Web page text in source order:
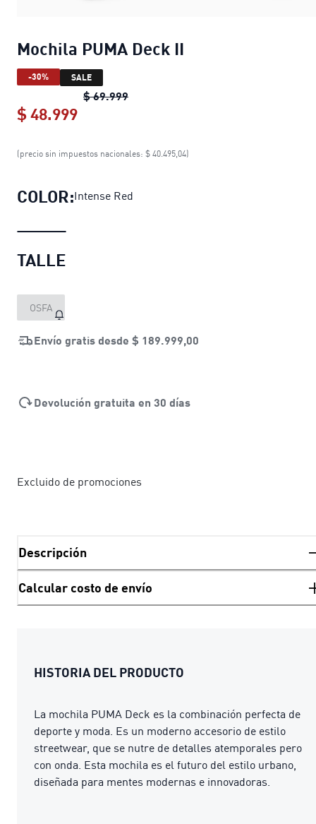
Mochila PUMA Deck II
-30% SALE
$ 69.999Mochila PUMA Deck II
$ 48.999
Mochila PUMA Deck II
(precio sin impuestos nacionales: $ 40.495,04)
COLOR:Intense Red
TALLE
OSFA
Envío gratis desde $ 189.999,00
Devolución gratuita en 30 días
Excluido de promociones
Descripción
Calcular costo de envío
HISTORIA DEL PRODUCTO
La mochila PUMA Deck es la combinación perfecta de
deporte y moda. Es un moderno accesorio de estilo
streetwear, que se nutre de detalles atemporales pero
con onda. Esta mochila es el futuro del estilo urbano,
diseñada para mentes modernas e innovadoras.